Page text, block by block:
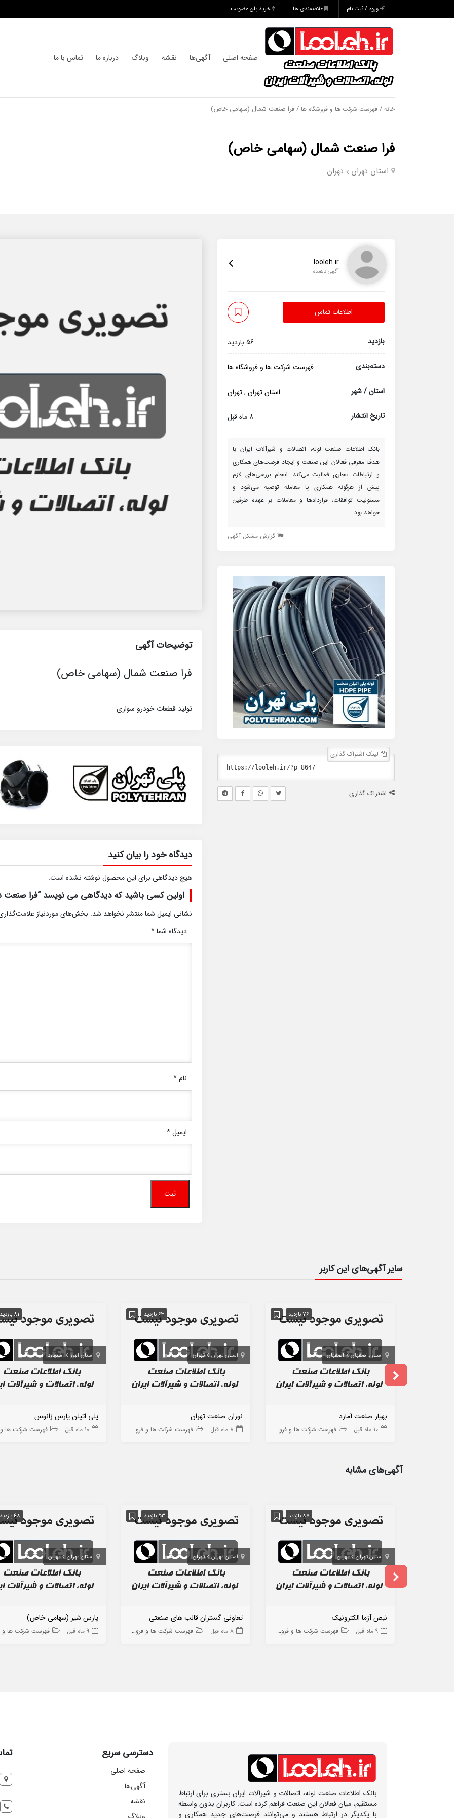
ورود / ثبت نام علاقه‌مندی ها خرید پلن عضویت
صفحه اصلی آگهی‌ها نقشه وبلاگ درباره ما تماس با ما
خانه / فهرست شرکت ها و فروشگاه ها / فرا صنعت شمال (سهامی خاص)
فرا صنعت شمال (سهامی خاص)
استان تهران تهران
looleh.ir
آگهی دهنده
اطلاعات تماس
بازدید 56 بازدید
دسته‌بندی فهرست شرکت ها و فروشگاه ها
استان / شهر استان تهران ,تهران
تاریخ انتشار 8 ماه قبل
بانک اطلاعات صنعت لوله، اتصالات و شیرآلات ایران با
هدف معرفی فعالان این صنعت و ایجاد فرصت‌های همکاری
و ارتباطات تجاری فعالیت می‌کند. انجام بررسی‌های لازم
پیش از هرگونه همکاری یا معامله توصیه می‌شود و
مسئولیت توافقات، قراردادها و معاملات بر عهده طرفین
خواهد بود.
گزارش مشکل آگهی
لینک اشتراک گذاری
اشتراک گذاری
توضیحات آگهی
فرا صنعت شمال (سهامی خاص)
تولید قطعات خودرو سواری
دیدگاه خود را بیان کنید
هیچ دیدگاهی برای این محصول نوشته نشده است.
اولین کسی باشید که دیدگاهی می نویسد “فرا
نشانی ایمیل شما منتشر نخواهد شد. بخش‌های موردنیاز
دیدگاه شما*
نام*
ایمیل*
سایر آگهی‌های این کاربر
76 بازدید
استان اصفهان اصفهان
بهیار صنعت آمارد
10 ماه قبل فهرست شرکت ها و فروشگاه ها
63 بازدید
استان تهران تهران
نوران صنعت تهران
8 ماه قبل فهرست شرکت ها و فروشگاه ها
81 بازدید
استان البرز اشتهارد
پلی اتیلن پارس زانوس
10 ماه قبل فهرست شرکت ها و
آگهی‌های مشابه
87 بازدید
استان تهران تهران
نبض آزما الکترونیک
9 ماه قبل فهرست شرکت ها و فروشگاه ها
53 بازدید
استان تهران تهران
تعاونی گستران قالب های صنعتی
8 ماه قبل فهرست شرکت ها و فروشگاه ها
48 بازدید
استان تهران تهران
پارس شیر (سهامی خاص)
9 ماه قبل فهرست شرکت ها و
بانک اطلاعات صنعت لوله، اتصالات و شیرآلات ایران بستری برای ارتباط
مستقیم، میان فعالان این صنعت فراهم کرده است. کاربران بدون واسطه
با یکدیگر در ارتباط هستند و می‌توانند فرصت‌های جدید همکاری و
دسترسی سریع
صفحه اصلی
آگهی‌ها
نقشه